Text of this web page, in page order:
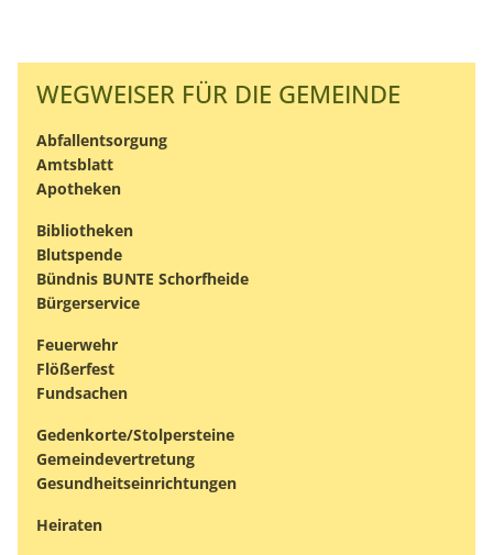
WEGWEISER FÜR DIE GEMEINDE
Abfallentsorgung
Amtsblatt
Apotheken
Bibliotheken
Blutspende
Bündnis BUNTE Schorfheide
Bürgerservice
Feuerwehr
Flößerfest
Fundsachen
Gedenkorte/Stolpersteine
Gemeindevertretung
Gesundheitseinrichtungen
Heiraten